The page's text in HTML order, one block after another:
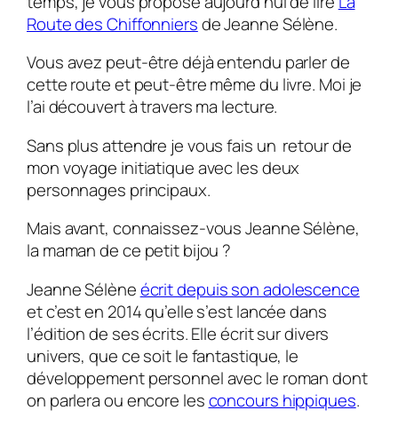
Route des Chiffonniersde Jeanne Sélène.
Vous avez peut-être déjà entendu parler de
cette route et peut-être même du livre. Moi je
l’ai découvert à travers ma lecture.
Sans plus attendre je vous fais un retour de
mon voyage initiatique avec les deux
personnages principaux.
Mais avant, connaissez-vous Jeanne Sélène,
la maman de ce petit bijou ?
Jeanne Sélèneécrit depuis son adolescence
et c’est en 2014 qu’elle s’est lancée dans
l’édition de ses écrits. Elle écrit sur divers
univers, que ce soit le fantastique, le
développement personnel avec le roman dont
on parlera ou encore lesconcours hippiques.